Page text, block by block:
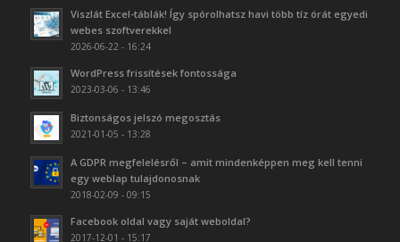
Viszlát Excel-táblák! Így spórolhatsz havi több tíz órát egyedi
webes szoftverekkel
2026-06-22 - 16:24
WordPress frissítések fontossága
2023-03-06 - 13:46
Biztonságos jelszó megosztás
2021-01-05 - 13:28
A GDPR megfelelésről – amit mindenképpen meg kell tenni
egy weblap tulajdonosnak
2018-02-09 - 09:15
Facebook oldal vagy saját weboldal?
2017-12-01 - 15:17